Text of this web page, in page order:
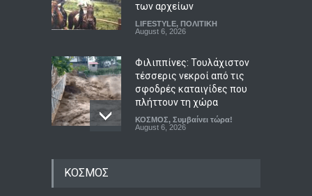
των αρχείων
LIFESTYLE, ΠΟΛΙΤΙΚΗ
August 6, 2026
Φιλιππίνες: Τουλάχιστον
τέσσερις νεκροί από τις
σφοδρές καταιγίδες που
πλήττουν τη χώρα
ΚΟΣΜΟΣ, Συμβαίνει τώρα!
August 6, 2026
ΚΟΣΜΟΣ